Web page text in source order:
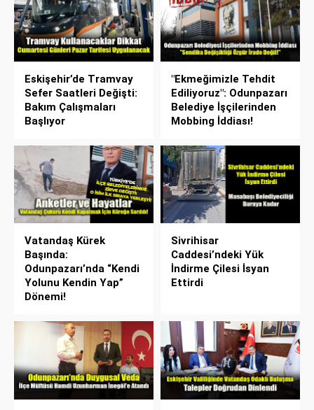
Eskişehir’de Tramvay
Sefer Saatleri Değişti:
Bakım Çalışmaları
Başlıyor
"Ekmeğimizle Tehdit
Ediliyoruz": Odunpazarı
Belediye İşçilerinden
Mobbing İddiası!
Vatandaş Kürek
Başında:
Odunpazarı’nda “Kendi
Yolunu Kendin Yap”
Dönemi!
Sivrihisar
Caddesi’ndeki Yük
İndirme Çilesi İsyan
Ettirdi